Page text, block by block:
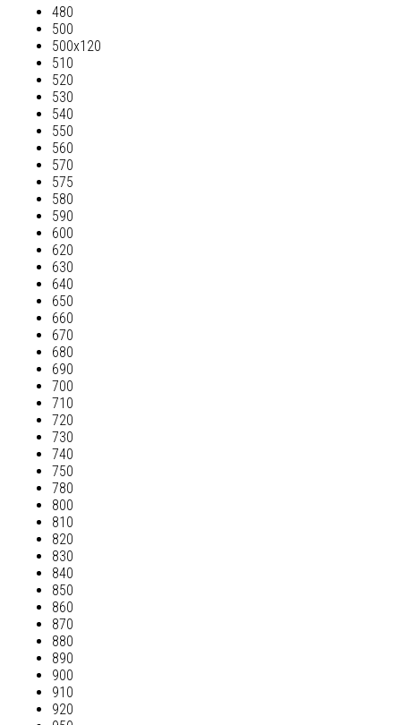
480
500
500х120
510
520
530
540
550
560
570
575
580
590
600
620
630
640
650
660
670
680
690
700
710
720
730
740
750
780
800
810
820
830
840
850
860
870
880
890
900
910
920